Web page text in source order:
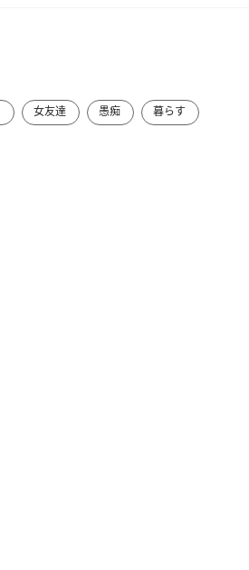
女友達 愚痴
暮らす